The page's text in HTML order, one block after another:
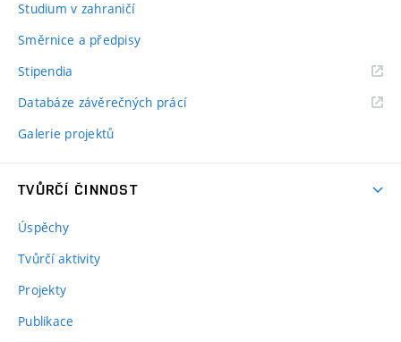
Studium v zahraničí
Směrnice a předpisy
Stipendia
Databáze závěrečných prácí
Galerie projektů
TVŮRČÍ ČINNOST
Úspěchy
Tvůrčí aktivity
Projekty
Publikace